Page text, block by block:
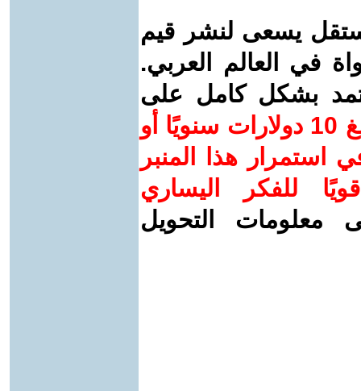
يسعى لنشر قيم
في العالم العربي.
بشكل كامل على
ساهم/ي معنا! بدعمكم بمبلغ 10 دولارات سنويًا أو
استمرار هذا المنبر
للفكر اليساري
معلومات التحويل